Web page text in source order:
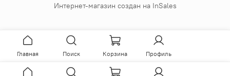
Интернет-магазин создан на InSales
Главная Поиск Корзина Профиль